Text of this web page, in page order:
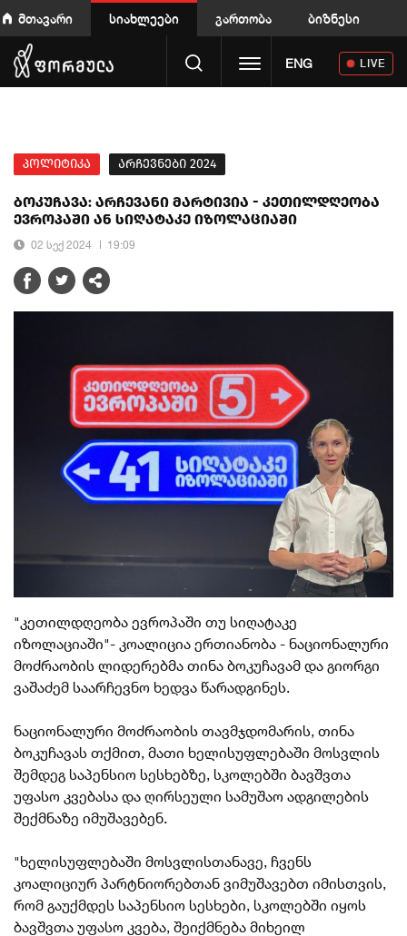
მთავარი სიახლეები გართობა ბიზნესი
Toggle navigation
ENG LIVE
პოლიტიკა არჩევნები 2024
ბოკუჩავა: არჩევანი მარტივია - კეთილდღეობა
ევროპაში ან სიღატაკე იზოლაციაში
02 სექ 2024 19:09
"კეთილდღეობა ევროპაში თუ სიღატაკე
იზოლაციაში"- კოალიცია ერთიანობა - ნაციონალური
მოძრაობის ლიდერებმა თინა ბოკუჩავამ და გიორგი
ვაშაძემ საარჩევნო ხედვა წარადგინეს.
ნაციონალური მოძრაობის თავმჯდომარის, თინა
ბოკუჩავას თქმით, მათი ხელისუფლებაში მოსვლის
შემდეგ საპენსიო სესხებზე, სკოლებში ბავშვთა
უფასო კვებასა და ღირსეული სამუშაო ადგილების
შექმნაზე იმუშავებენ.
"ხელისუფლებაში მოსვლისთანავე, ჩვენს
კოალიციურ პარტნიორებთან ვიმუშავებთ იმისთვის,
რომ გაუქმდეს საპენსიო სესხები, სკოლებში იყოს
ბავშვთა უფასო კვება, შეიქმნება მიხეილ